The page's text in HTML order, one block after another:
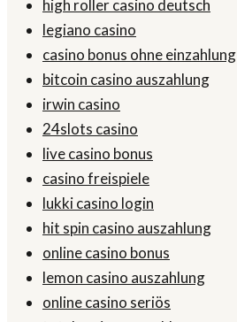
high roller casino deutsch
legiano casino
casino bonus ohne einzahlung
bitcoin casino auszahlung
irwin casino
24slots casino
live casino bonus
casino freispiele
lukki casino login
hit spin casino auszahlung
online casino bonus
lemon casino auszahlung
online casino seriös